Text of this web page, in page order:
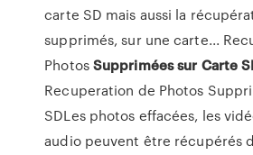
carte SD mais aussi la
supprimés, sur une carte...
PhotosSuppriméessur Carte
Recuperation de Photos
SDLes photos effacées, les
audio peuvent être récupérés